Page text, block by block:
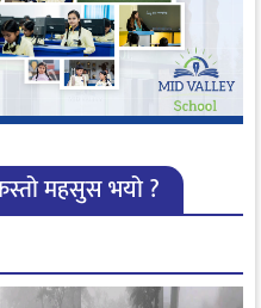
महसुस भयो ?